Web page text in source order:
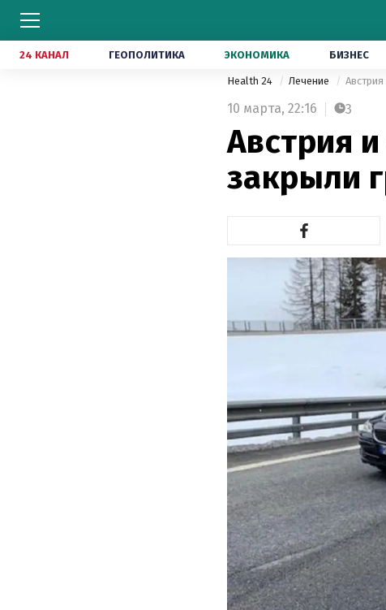
24 КАНАЛ ГЕОПОЛИТИКА ЭКОНОМИКА БИЗНЕС
Health 24 Лечение
10 марта, 22:16 3
Австрия
закрыли